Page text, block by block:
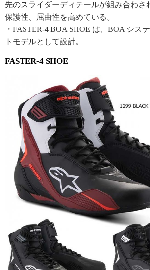
先のスライダーディテールが組み合わさ
保護性、屈曲性を高めている。
・FASTER-4 BOA SHOE は、BOA シス
トモデルとして設計。
FASTER-4 SHOE